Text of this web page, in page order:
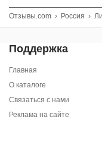
Отзывы.com › Россия ›
Поддержка
Главная
О каталоге
Связаться с нами
Реклама на сайте